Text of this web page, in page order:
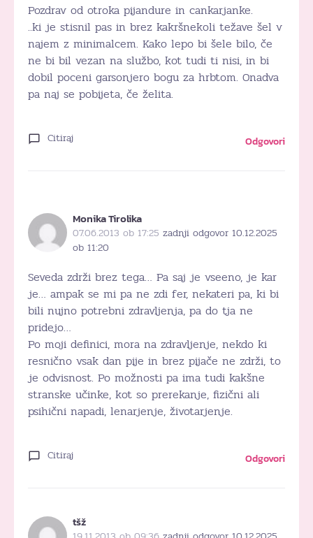
Pozdrav od otroka pijandure in cankarjanke.
..ki je stisnil pas in brez kakršnekoli težave šel v
najem z minimalcem. Kako lepo bi šele bilo, če
ne bi bil vezan na službo, kot tudi ti nisi, in bi
dobil poceni garsonjero bogu za hrbtom. Onadva
pa naj se pobijeta, če želita.
Citiraj Odgovori
Monika Tirolika
07.06.2013 ob 17:25 zadnji odgovor 10.12.2025
ob 11:20
Seveda zdrži brez tega… Pa saj je vseeno, je kar
je… ampak se mi pa ne zdi fer, nekateri pa, ki bi
bili nujno potrebni zdravljenja, pa do tja ne
pridejo…
Po moji definici, mora na zdravljenje, nekdo ki
resnično vsak dan pije in brez pijače ne zdrži, to
je odvisnost. Po možnosti pa ima tudi kakšne
stranske učinke, kot so prerekanje, fizični ali
psihični napadi, lenarjenje, životarjenje.
Citiraj Odgovori
tšž